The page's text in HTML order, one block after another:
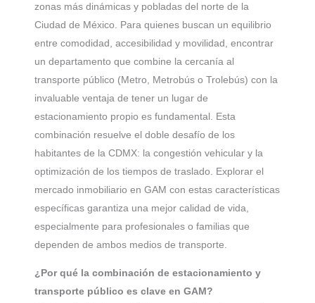
zonas más dinámicas y pobladas del norte de la
Ciudad de México. Para quienes buscan un equilibrio
entre comodidad, accesibilidad y movilidad, encontrar
un departamento que combine la cercanía al
transporte público (Metro, Metrobús o Trolebús) con la
invaluable ventaja de tener un lugar de
estacionamiento propio es fundamental. Esta
combinación resuelve el doble desafío de los
habitantes de la CDMX: la congestión vehicular y la
optimización de los tiempos de traslado. Explorar el
mercado inmobiliario en GAM con estas características
específicas garantiza una mejor calidad de vida,
especialmente para profesionales o familias que
dependen de ambos medios de transporte.
¿Por qué la combinación de estacionamiento y
transporte público es clave en GAM?